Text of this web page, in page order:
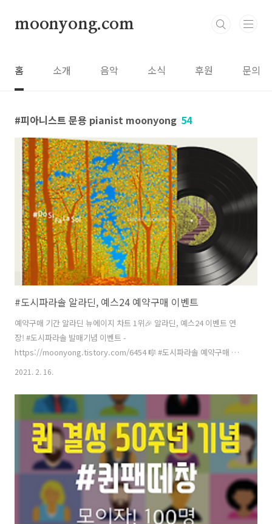
moonyong.com
홈 소개 음악 소식 후원 문의
피아니스트 문용 pianist moonyong 54
#도시파라솔 알라딘, 예스24 예약구매 이벤트
예약구매 기간 알라딘 뉴에이지 차트 1위🎉 알라딘, 예스24 이벤트 연
장! #도시파라솔 발매기념 이벤트 -
https://moonyong.tistory.com/6454 🎼 #도시파라솔 예약구매 이
벤트🎉 ⚠️귀여운 미니노트, 엽서, 스티커 증정 완판예감, 놓치지 마세요!
https://bit.ly/3jSlv4k문용 신보 #도시파라솔 발매 기념 이벤트CD/LP
예약 구매 시 엽서/미니 노트 증정!www.yes24.com 문용 - #도시파라
솔 [LP] #도시파라솔 노트 증정 www.aladin.co.kr#도시파라솔⛱ #피
아니스트문용🎹
2021. 2. 16.